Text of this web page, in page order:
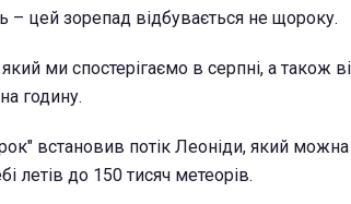
– цей зорепад відбувається не щороку.
який ми спостерігаємо в серпні, а також
годину.
встановив потік Леоніди, який
летів до 150 тисяч метеорів.